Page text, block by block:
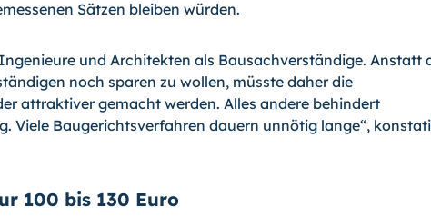
Sätzen bleiben würden.
und Architekten als Bausachverständige. Anstatt
noch sparen zu wollen, müsste daher die
attraktiver gemacht werden. Alles andere behindert
Viele Baugerichtsverfahren dauern unnötig lange“,
100 bis 130 Euro